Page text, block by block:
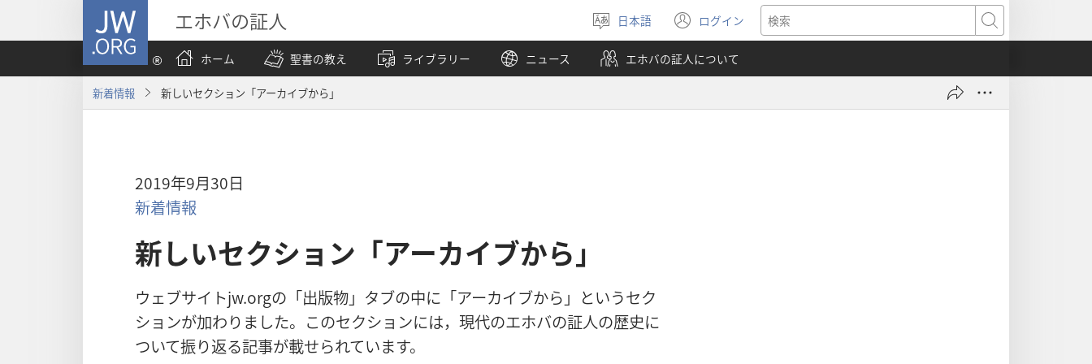
JW.ORG エホバの証人
言
語
を
選
日本語 ログイン
（新
し
い
タ
で
検
索
ホーム
聖書の教え ライブラリー ニュース エホバの証人について
新着情報 新しいセクション「アーカイブから」
2019年9月30日
新着情報
新しいセクション「アーカイブから」
ウェブサイトjw.orgの「出版物」タブの中に「アーカイブから」というセク
ションが加わりました。このセクションには，現代のエホバの証人の歴史に
ついて振り返る記事が載せられています。